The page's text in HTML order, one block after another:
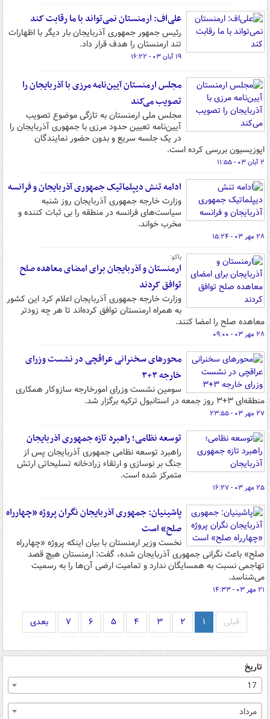
علی‌اف: ارمنستان نمی‌تواند با ما رقابت کند
رئیس جمهور جمهوری آذربایجان بار دیگر با اظهارات
تند ارمنستان را هدف قرار داد.
۱۹ آبان ۰۳ - ۱۶:۲۲
مجلس ارمنستان آیین‌نامه مرزی با آذربایجان را
تصویب می‌کند
مجلس ملی ارمنستان به تازگی موضوع تصویب
آیین‌نامه تعیین حدود مرزی با جمهوری آذربایجان را
در یک جلسه سریع و بدون حضور نمایندگان
اپوزیسیون بررسی کرده است.
۲ آبان ۰۳ - ۱۱:۵۵
ادامه تنش دیپلماتیک جمهوری آذربایجان و فرانسه
وزارت خارجه جمهوری آذربایجان روز شنبه
سیاست‌های فرانسه در منطقه را بی ثبات کننده و
مخرب خواند.
۲۸ مهر ۰۳ - ۱۵:۲۴
باکو:
ارمنستان و آذربایجان برای امضای معاهده صلح
توافق کردند
وزارت خارجه جمهوری آذربایجان اعلام کرد این کشور
به همراه ارمنستان توافق کرده‌اند تا هر چه زودتر
معاهده صلح را امضا کنند.
۲۸ مهر ۰۳ - ۰۹:۰۰
محورهای سخنرانی عراقچی در نشست وزرای
خارجه ۳+۳
سومین نشست وزرای امورخارجه سازوکار همکاری
منطقه‌ای ۳+۳ روز جمعه در استانبول ترکیه برگزار شد.
۲۷ مهر ۰۳ - ۲۳:۵۵
توسعه نظامی؛ راهبرد تازه جمهوری آذربایجان
راهبرد توسعه نظامی جمهوری آذربایجان پس از
جنگ بر نوسازی و ارتقاء زرادخانه تسلیحاتی ارتش
متمرکز شده است.
۲۵ مهر ۰۳ - ۱۶:۲۷
پاشینیان: جمهوری آذربایجان نگران پروژه «چهارراه
صلح» است
نخست وزیر ارمنستان با بیان اینکه پروژه «چهارراه
صلح» باعث نگرانی جمهوری آذربایجان شده، گفت: ارمنستان هیچ قصد
تهاجمی نسبت به همسایگان ندارد و تمامیت ارضی آن‌ها را به رسمیت
می‌شناسد.
۲۱ مهر ۰۳ - ۱۴:۳۳
قبلی ۱ ۲ ۳ ۴ ۵ ۶ ۷ بعدی
تاریخ
17
مرداد